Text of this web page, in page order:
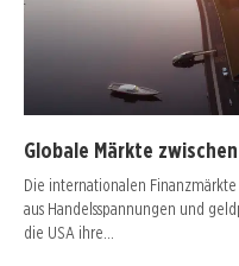
Globale Märkte
Die internationalen
aus Handelsspannungen und
die USA ihre…